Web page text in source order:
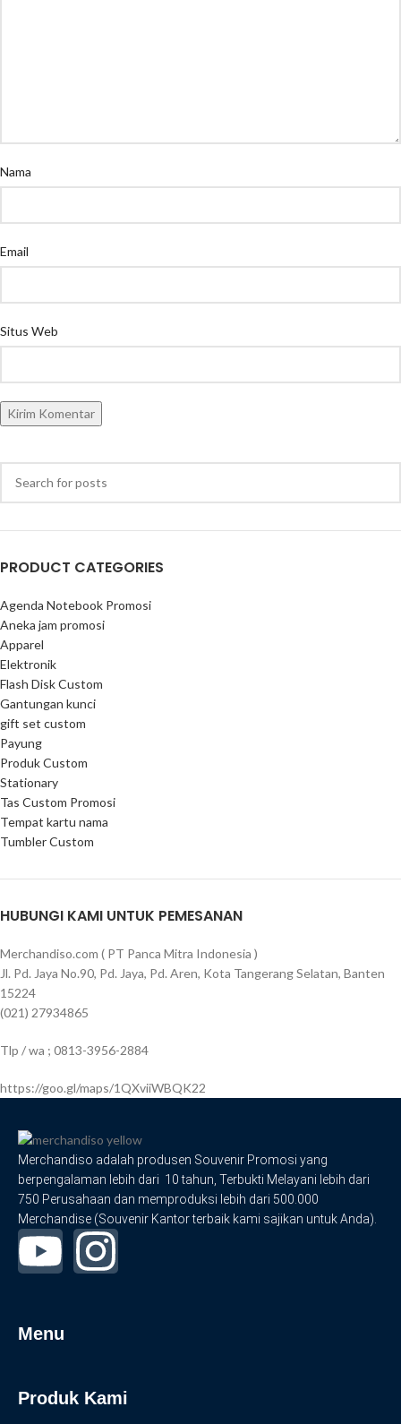
Nama
Email
Situs Web
PRODUCT CATEGORIES
Agenda Notebook Promosi
Aneka jam promosi
Apparel
Elektronik
Flash Disk Custom
Gantungan kunci
gift set custom
Payung
Produk Custom
Stationary
Tas Custom Promosi
Tempat kartu nama
Tumbler Custom
HUBUNGI KAMI UNTUK PEMESANAN
Merchandiso.com ( PT Panca Mitra Indonesia )
Jl. Pd. Jaya No.90, Pd. Jaya, Pd. Aren, Kota Tangerang Selatan, Banten
15224
(021) 27934865
Tlp / wa ; 0813-3956-2884
https://goo.gl/maps/1QXviiWBQK22
Merchandiso adalah produsen Souvenir Promosi yang
berpengalaman lebih dari 10 tahun, Terbukti Melayani lebih dari
750 Perusahaan dan memproduksi lebih dari 500.000
Merchandise (Souvenir Kantor terbaik kami sajikan untuk Anda).
Menu
Produk Kami